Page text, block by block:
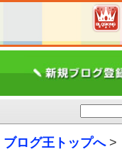
ブログ王トップへ>